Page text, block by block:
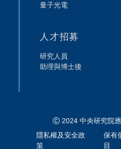
量子光電
人才招募
研究人員
助理與博士後
2024 中央研究院
隱私權及安全政
策
保有
目